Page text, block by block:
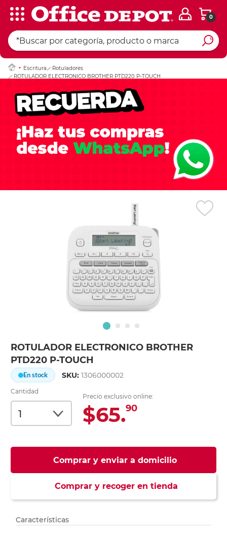
0
Escritura
Rotuladores
ROTULADOR ELECTRONICO BROTHER PTD220 P-TOUCH
ROTULADOR ELECTRONICO BROTHER
PTD220 P-TOUCH
En stock SKU:1306000002
Cantidad
Precio exclusivo online:
$65.90
Comprar y enviar a domicilio
Comprar y recoger en tienda
Ingresar Codigo
Características